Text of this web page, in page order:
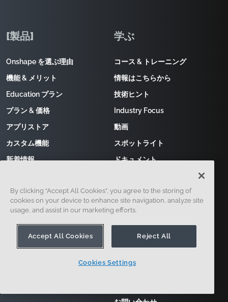
[製品]
Onshape を選ぶ理由
機能 & メリット
Education プラン
プラン & 価格
アプリストア
カスタム機能
新着情報
学ぶ
コース & トレーニング
情報はこちらから
技術ヒント
Industry Focus
動画
スポットライト
ドキュメント
サポート
サポートを受ける
について
私たちについて
By clicking “Accept All Cookies”, you agree to the storing of
cookies on your device to enhance site navigation, analyze site
usage, and assist in our marketing efforts.
Accept All Cookies Reject All
Cookies Settings